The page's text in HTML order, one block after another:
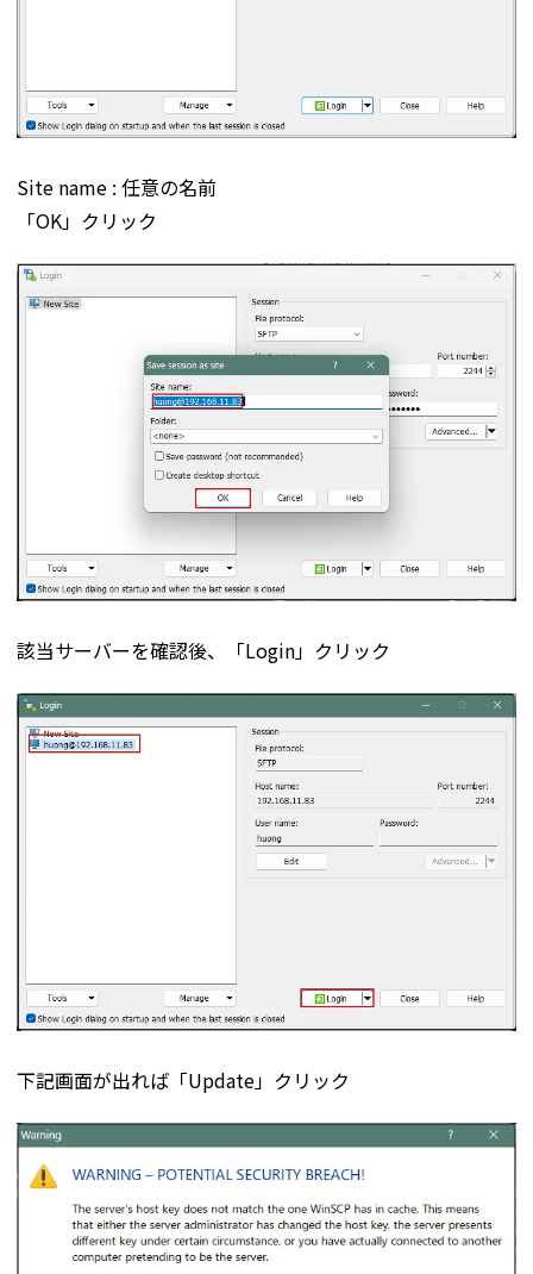
Site name : 任意の名前
「OK」クリック
該当サーバーを確認後、「Login」クリック
下記画面が出れば「Update」クリック